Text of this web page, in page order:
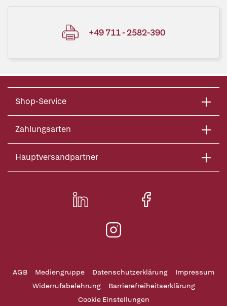
+49 711 - 2582-390
Shop-Service
Zahlungsarten
Hauptversandpartner
AGB Mediengruppe Datenschutzerklärung
Impressum
Widerrufsbelehrung
Barrierefreiheitserklärung
Cookie Einstellungen